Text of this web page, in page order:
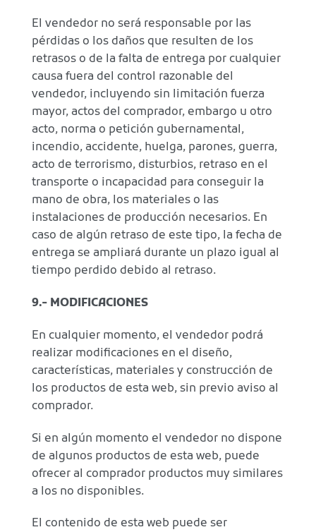
El vendedor no será responsable por las
pérdidas o los daños que resulten de los
retrasos o de la falta de entrega por cualquier
causa fuera del control razonable del
vendedor, incluyendo sin limitación fuerza
mayor, actos del comprador, embargo u otro
acto, norma o petición gubernamental,
incendio, accidente, huelga, parones, guerra,
acto de terrorismo, disturbios, retraso en el
transporte o incapacidad para conseguir la
mano de obra, los materiales o las
instalaciones de producción necesarios. En
caso de algún retraso de este tipo, la fecha de
entrega se ampliará durante un plazo igual al
tiempo perdido debido al retraso.
9.- MODIFICACIONES
En cualquier momento, el vendedor podrá
realizar modificaciones en el diseño,
características, materiales y construcción de
los productos de esta web, sin previo aviso al
comprador.
Si en algún momento el vendedor no dispone
de algunos productos de esta web, puede
ofrecer al comprador productos muy similares
a los no disponibles.
El contenido de esta web puede ser